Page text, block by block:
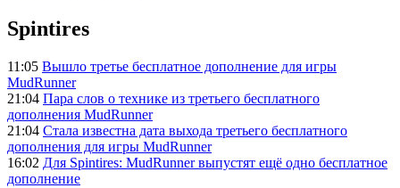
Spintires
11:05 Вышло третье бесплатное дополнение для игры
MudRunner
21:04 Пара слов о технике из третьего бесплатного
дополнения MudRunner
21:04 Стала известна дата выхода третьего бесплатного
дополнения для игры MudRunner
16:02 Для Spintires: MudRunner выпустят ещё одно бесплатное
дополнение